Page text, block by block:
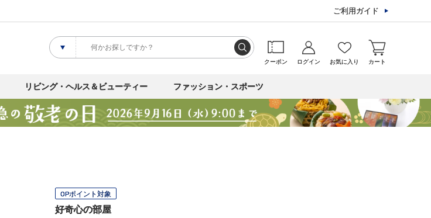
ご利用ガイド
クーポン ログイン お気に入り カート
リビング・ヘルス＆ビューティー ファッション・スポーツ
OPポイント対象
好奇心の部屋